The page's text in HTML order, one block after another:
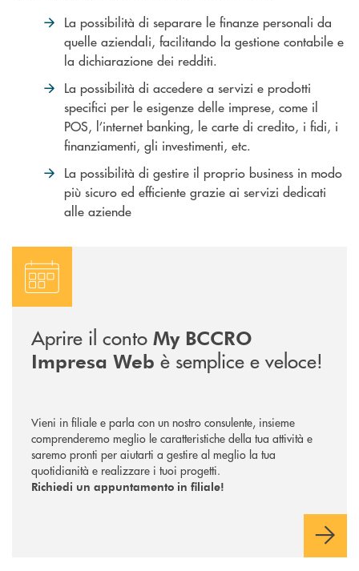
La possibilità di separare le finanze personali da
quelle aziendali, facilitando la gestione contabile e
la dichiarazione dei redditi.
La possibilità di accedere a servizi e prodotti
specifici per le esigenze delle imprese, come il
POS, l’internet banking, le carte di credito, i fidi, i
finanziamenti, gli investimenti, etc.
La possibilità di gestire il proprio business in modo
più sicuro ed efficiente grazie ai servizi dedicati
alle aziende
Aprire il conto My BCCRO
Impresa Web è semplice e veloce!
Vieni in filiale e parla con un nostro consulente, insieme
comprenderemo meglio le caratteristiche della tua attività e
saremo pronti per aiutarti a gestire al meglio la tua
quotidianità e realizzare i tuoi progetti.
Richiedi un appuntamento in filiale!